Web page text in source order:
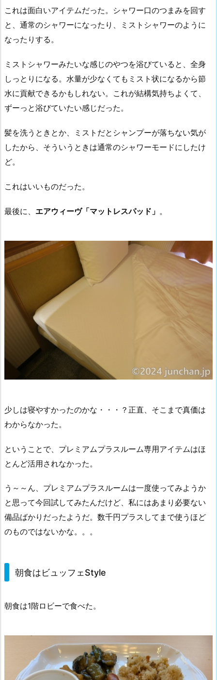
これは面白いアイテムだった。シャワー口のつまみを回す
と、通常のシャワーになったり、ミストシャワーのように
なったりする。
ミストシャワーみたいな感じのやつを浴びていると、全身
しっとりになる。水量が少なくてもミスト状になるから節
水に貢献できるかもしれない。これが結構気持ちよくて、
ずーっと浴びていたい感じだった。
髪を洗うときとか、ミストだとシャンプーが落ちない気が
したから、そういうときは通常のシャワーモードにしたけ
ど。
これはいいものだった。
最後に、 エアウィーヴ「マットレスパッド」 。
少しは寝やすかったのかな・・・？正直、そこまで真価は
わからなかった。
ということで、プレミアムプラスルーム専用アイテムはほ
とんど活用されなかった。
う～～ん、プレミアムプラスルームは一度使ってみようか
と思って今回試してみたんだけど、私にはあまり必要ない
備品ばかりだったようだ。数千円プラスしてまで使うほど
のものではないかな。。。
朝食はビュッフェStyle
朝食は1階ロビーで食べた。